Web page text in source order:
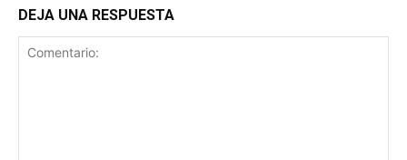
DEJA UNA RESPUESTA